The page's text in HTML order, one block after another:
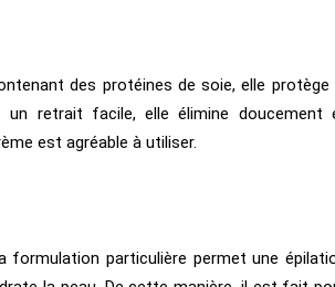
des protéines de soie, elle protège
retrait facile, elle élimine doucement
est agréable à utiliser.
particulière permet une